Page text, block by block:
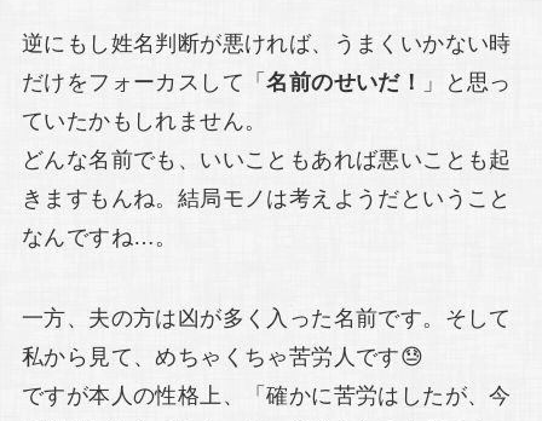
逆にもし姓名判断が悪ければ、うまくいかない時
だけをフォーカスして「名前のせいだ！
」と思っ
ていたかもしれません。
どんな名前でも、いいこともあれば悪いことも起
きますもんね。結局モノは考えようだということ
なんですね…。
一方、夫の方は凶が多く入った名前です。そして
私から見て、めちゃくちゃ苦労人です😓
ですが本人の性格上、「確かに苦労はしたが、今